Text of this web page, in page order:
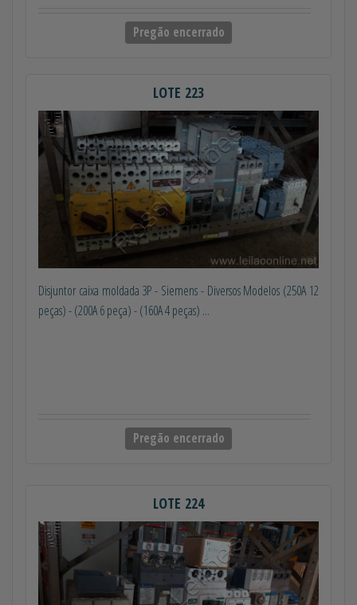
Pregão encerrado
LOTE 223
Disjuntor caixa moldada 3P - Siemens - Diversos Modelos (250A 12
peças) - (200A 6 peça) - (160A 4 peças) ...
Pregão encerrado
LOTE 224